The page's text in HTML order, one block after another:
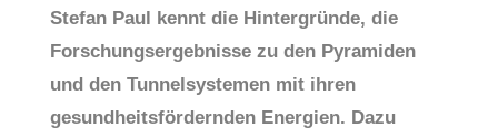
Stefan Paul kennt die Hintergründe, die
Forschungsergebnisse zu den Pyramiden
und den Tunnelsystemen mit ihren
gesundheitsfördernden Energien. Dazu